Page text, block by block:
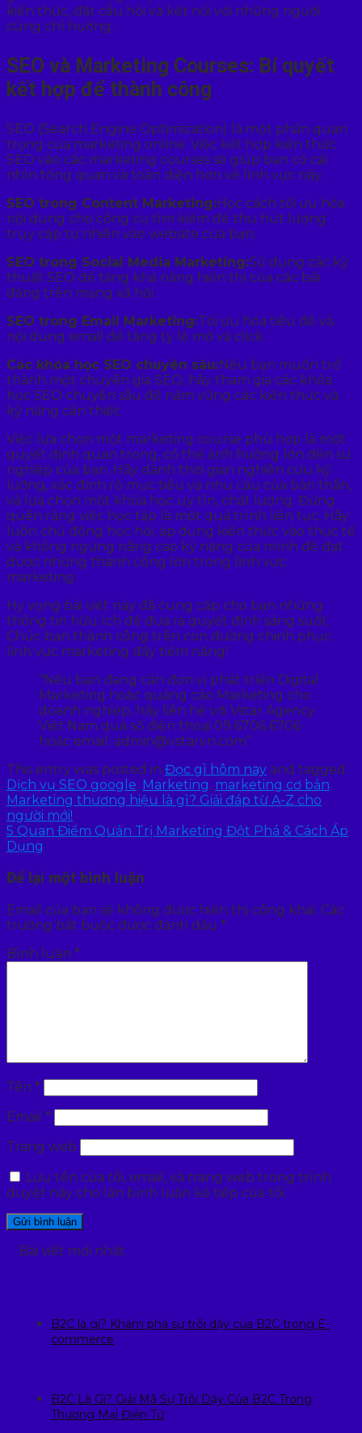
kiến thức, đặt câu hỏi và kết nối với những người
cùng chí hướng.
SEO và Marketing Courses: Bí quyết
kết hợp để thành công
SEO (Search Engine Optimization) là một phần quan
trọng của marketing online. Việc kết hợp kiến thức
SEO vào các marketing courses sẽ giúp bạn có cái
nhìn tổng quan và toàn diện hơn về lĩnh vực này.
SEO trong Content Marketing:Học cách tối ưu hóa
nội dung cho công cụ tìm kiếm để thu hút lượng
truy cập tự nhiên vào website của bạn.
SEO trong Social Media Marketing:Sử dụng các kỹ
thuật SEO để tăng khả năng hiển thị của các bài
đăng trên mạng xã hội.
SEO trong Email Marketing:Tối ưu hóa tiêu đề và
nội dung email để tăng tỷ lệ mở và click.
Các khóa học SEO chuyên sâu:Nếu bạn muốn trở
thành một chuyên gia SEO, hãy tham gia các khóa
học SEO chuyên sâu để nắm vững các kiến thức và
kỹ năng cần thiết.
Việc lựa chọn một marketing course phù hợp là một
quyết định quan trọng, có thể ảnh hưởng lớn đến sự
nghiệp của bạn. Hãy dành thời gian nghiên cứu kỹ
lưỡng, xác định rõ mục tiêu và nhu cầu của bản thân,
và lựa chọn một khóa học uy tín, chất lượng. Đừng
quên rằng việc học tập là một quá trình liên tục. Hãy
luôn chủ động học hỏi, áp dụng kiến thức vào thực tế
và không ngừng nâng cao kỹ năng của mình để đạt
được những thành công lớn trong lĩnh vực
marketing.
Hy vọng bài viết này đã cung cấp cho bạn những
thông tin hữu ích để đưa ra quyết định sáng suốt.
Chúc bạn thành công trên con đường chinh phục
lĩnh vực marketing đầy tiềm năng!
“Nếu bạn đang cần đơn vị phát triển Digital
Marketing hoặc quảng cáo Marketing cho
doanh nghiệp, hãy liên hệ với Vstar Agency
Việt Nam qua số điện thoại 09 6706 6706
hoặc email: admin@vstarvn.com”
This entry was posted in Đọc gì hôm nay and tagged
Dịch vụ SEO google, Marketing, marketing cơ bản.
Marketing thương hiệu là gì? Giải đáp từ A-Z cho
người mới!
5 Quan Điểm Quản Trị Marketing Đột Phá & Cách Áp
Dụng
Để lại một bình luận
Email của bạn sẽ không được hiển thị công khai. Các
trường bắt buộc được đánh dấu *
Bình luận *
Tên *
Email *
Trang web
Lưu tên của tôi, email, và trang web trong trình
duyệt này cho lần bình luận kế tiếp của tôi.
Bài viết mới nhất
B2C là gì? Khám phá sự trỗi dậy của B2C trong E-
commerce
B2C Là Gì? Giải Mã Sự Trỗi Dậy Của B2C Trong
Thương Mại Điện Tử